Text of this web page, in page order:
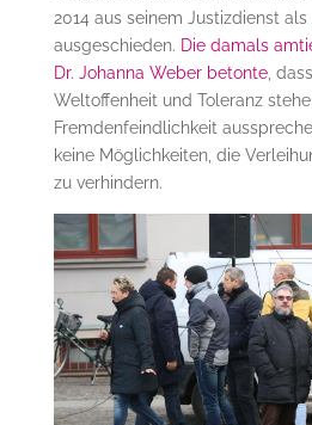
2014 aus seinem Justizdienst
ausgeschieden. Die damals
Dr. Johanna Weber betonte,
Weltoffenheit und Toleranz
Fremdenfeindlichkeit
keine Möglichkeiten, die
zu verhindern.